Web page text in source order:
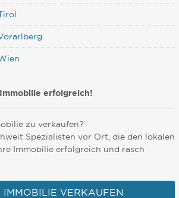
erfolgreich!
zu verkaufen?
Spezialisten vor Ort, die den lokalen
Immobilie erfolgreich und rasch
IMMOBILIE VERKAUFEN